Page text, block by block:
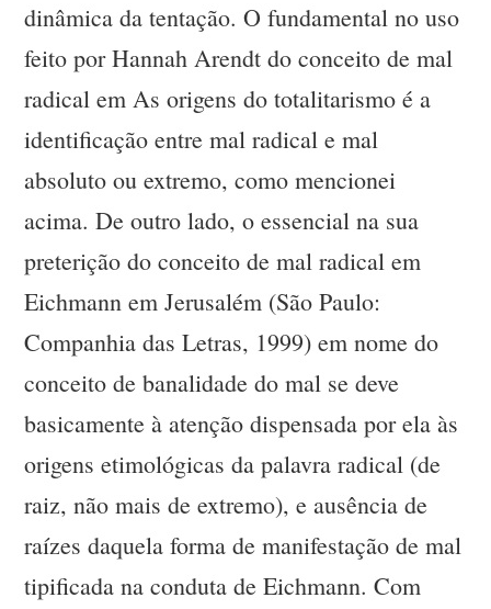
dinâmica da tentação. O fundamental no uso
feito por Hannah Arendt do conceito de mal
radical em As origens do totalitarismo é a
identificação entre mal radical e mal
absoluto ou extremo, como mencionei
acima. De outro lado, o essencial na sua
preterição do conceito de mal radical em
Eichmann em Jerusalém (São Paulo:
Companhia das Letras, 1999) em nome do
conceito de banalidade do mal se deve
basicamente à atenção dispensada por ela às
origens etimológicas da palavra radical (de
raiz, não mais de extremo), e ausência de
raízes daquela forma de manifestação de mal
tipificada na conduta de Eichmann. Com